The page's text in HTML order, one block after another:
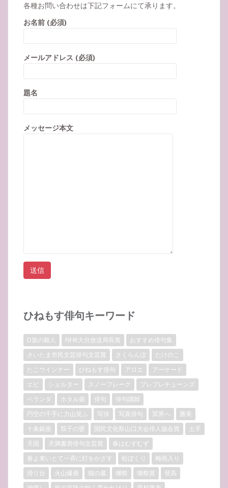
各種お問い合わせは下記フォームにて承ります。
お名前 (必須)
メールアドレス (必須)
題名
メッセージ本文
ひねもす俳句キーワード
D坂の殺人 NHK大分放送局長賞
おすすめ俳句集
さいたま市民文芸俳句文芸賞
さくらんぼ
たけのこ
たこウインナー
ひねもす俳句 アロエ
アーケード
エビ
シェルター スノーフレーク
プレプレチューンズ
ベランダ
ホタル袋 俳句
俳句講師
円空の千手に力山笑ふ
写俳 写真俳句 冥界へ
勝美
十条銀座
双子の嬰 国民文化祭山口大会俳人協会賞
土手
天国
天満書房俳句文芸賞
春はむずむず
春よ来いとて一斉に灯をかざす
松ぼくり
梅雨入り
滑り台
火山爆発 猫の墓 獺祭 獺祭賞
登高